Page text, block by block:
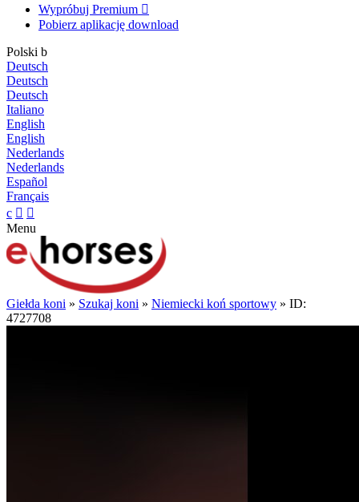
Wypróbuj Premium 
Pobierz aplikację download
Polski b
Deutsch
Deutsch
Deutsch
Italiano
English
English
Nederlands
Nederlands
Español
Français
c  
Menu
Giełda koni » Szukaj koni » Niemiecki koń sportowy » ID:
4727708